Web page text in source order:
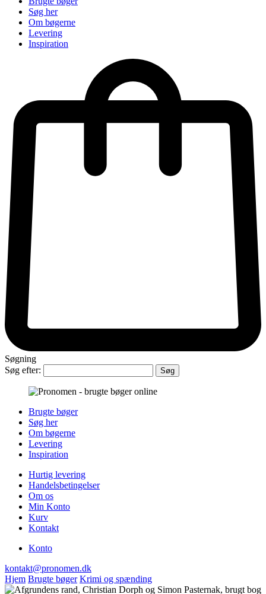
Søg her
Om bøgerne
Levering
Inspiration
Søgning
Søg efter:
Brugte bøger
Søg her
Om bøgerne
Levering
Inspiration
Hurtig levering
Handelsbetingelser
Om os
Min Konto
Kurv
Kontakt
Konto
kontakt@pronomen.dk
Hjem Brugte bøger Krimi og spænding